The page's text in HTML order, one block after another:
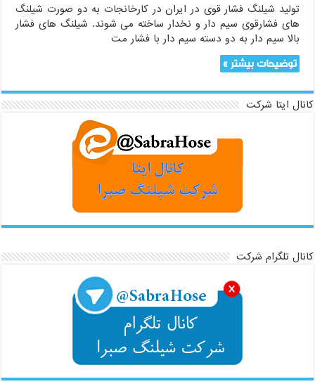
تولید شیلنگ فشار قوی در ایران در کارخانجات به دو صورت شیلنگ
های فشارقوی سیم دار و نخدار ساخته می شوند. شیلنگ های فشار
بالا سیم دار به دو دسته سیم دار با فشار مت
توضیحات بیشتر »
کانال ایتا شرکت
کانال تلگرام شرکت